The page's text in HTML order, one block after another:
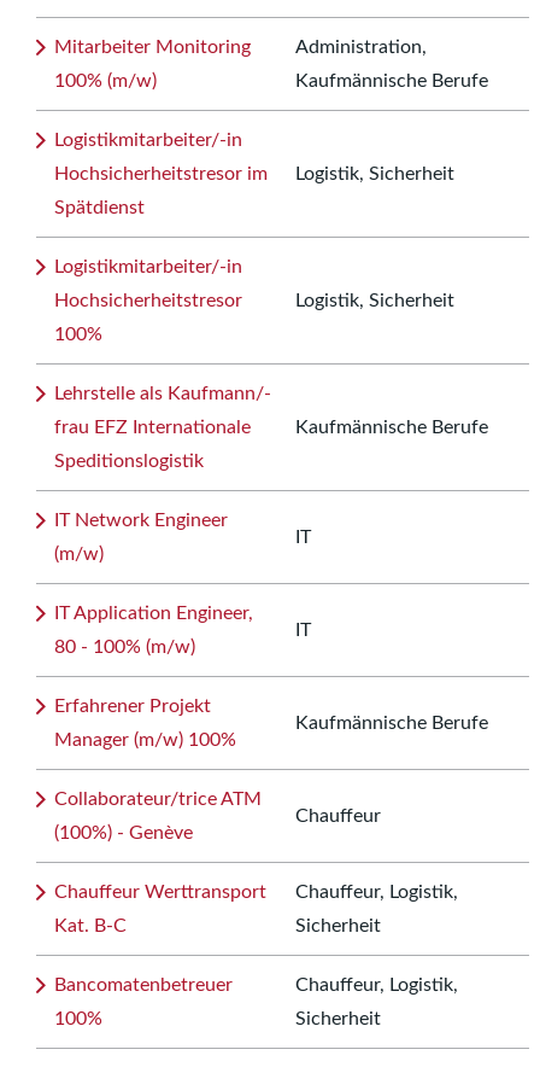
Mitarbeiter Monitoring
100% (m/w)
Administration,
Kaufmännische Berufe
Logistikmitarbeiter/-in
Hochsicherheitstresor im
Spätdienst
Logistik, Sicherheit
Logistikmitarbeiter/-in
Hochsicherheitstresor
100%
Logistik, Sicherheit
Lehrstelle als Kaufmann/-
frau EFZ Internationale
Speditionslogistik
Kaufmännische Berufe
IT Network Engineer
(m/w)
IT
IT Application Engineer,
80 - 100% (m/w)
IT
Erfahrener Projekt
Manager (m/w) 100%
Kaufmännische Berufe
Collaborateur/trice ATM
(100%) - Genève
Chauffeur
Chauffeur Werttransport
Kat. B-C
Chauffeur, Logistik,
Sicherheit
Bancomatenbetreuer
100%
Chauffeur, Logistik,
Sicherheit